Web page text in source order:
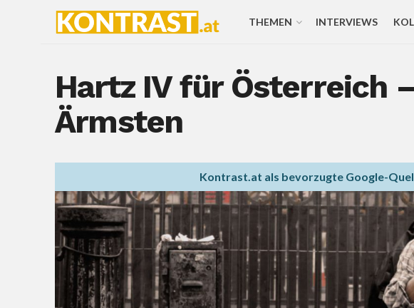
THEMEN INTERVIEWS
Hartz IV für Österreich
Ärmsten
Kontrast.at als bevorzugte Google-